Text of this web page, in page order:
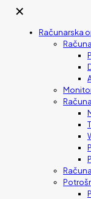
✕
Računarska